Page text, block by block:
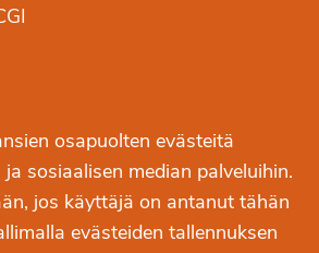
osapuolten evästeitä
sosiaalisen median palveluihin.
jos käyttäjä on antanut tähän
evästeiden tallennuksen